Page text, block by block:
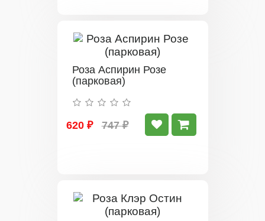
Роза Аспирин Розе
(парковая)
620 ₽ 747 ₽